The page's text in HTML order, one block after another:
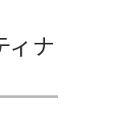
ィナ